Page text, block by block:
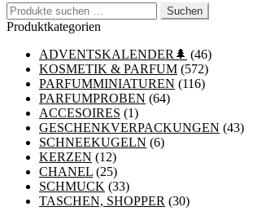
Suchen
nach:
Suchen
Produktkategorien
ADVENTSKALENDER🌲 (46)
KOSMETIK & PARFUM (572)
PARFUMMINIATUREN (116)
PARFUMPROBEN (64)
ACCESOIRES (1)
GESCHENKVERPACKUNGEN (43)
SCHNEEKUGELN (6)
KERZEN (12)
CHANEL (25)
SCHMUCK (33)
TASCHEN, SHOPPER (30)